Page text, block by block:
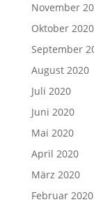
November
Oktober 2020
September
August 2020
Juli 2020
Juni 2020
Mai 2020
April 2020
März 2020
Februar 2020